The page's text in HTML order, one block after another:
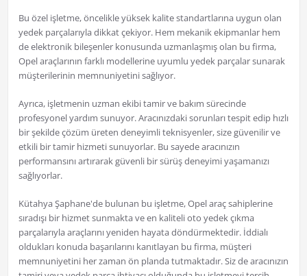
Bu özel işletme, öncelikle yüksek kalite standartlarına uygun olan
yedek parçalarıyla dikkat çekiyor. Hem mekanik ekipmanlar hem
de elektronik bileşenler konusunda uzmanlaşmış olan bu firma,
Opel araçlarının farklı modellerine uyumlu yedek parçalar sunarak
müşterilerinin memnuniyetini sağlıyor.
Ayrıca, işletmenin uzman ekibi tamir ve bakım sürecinde
profesyonel yardım sunuyor. Aracınızdaki sorunları tespit edip hızlı
bir şekilde çözüm üreten deneyimli teknisyenler, size güvenilir ve
etkili bir tamir hizmeti sunuyorlar. Bu sayede aracınızın
performansını artırarak güvenli bir sürüş deneyimi yaşamanızı
sağlıyorlar.
Kütahya Şaphane'de bulunan bu işletme, Opel araç sahiplerine
sıradışı bir hizmet sunmakta ve en kaliteli oto yedek çıkma
parçalarıyla araçlarını yeniden hayata döndürmektedir. İddialı
oldukları konuda başarılarını kanıtlayan bu firma, müşteri
memnuniyetini her zaman ön planda tutmaktadır. Siz de aracınızın